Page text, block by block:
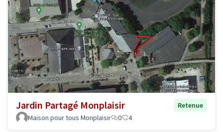
Jardin Partagé Monplaisir
Retenue
Maison pour tous Monplaisir
0 4